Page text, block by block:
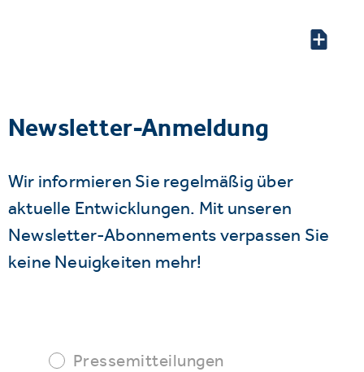
Newsletter-Anmeldung
Wir informieren Sie regelmäßig über
aktuelle Entwicklungen. Mit unseren
Newsletter-Abonnements verpassen Sie
keine Neuigkeiten mehr!
Pressemitteilungen